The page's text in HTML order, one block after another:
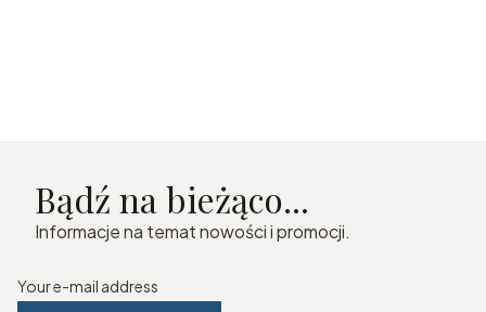
Bądź na bieżąco...
Informacje na temat nowości i promocji.
Your e-mail address